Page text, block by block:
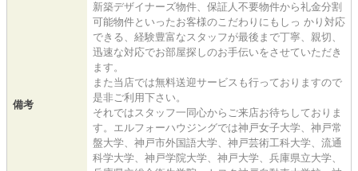
備考
新築デザイナーズ物件、保証人不要物件から礼金分割
可能物件といったお客様のこだわりにもしっ かり対応
できる、経験豊富なスタッフが最後まで丁寧、親切、
迅速な対応でお部屋探しのお手伝いをさせていただき
ます。
また当店では無料送迎サービスも行っておりますので
是非ご利用下さい。
それではスタッフ一同心からご来店お待ちしておりま
す。エルフォーハウジングでは神戸女子大学、神戸常
盤大学、神戸市外国語大学、神戸芸術工科大学、流通
科学大学、神戸学院大学、神戸大学、兵庫県立大学、